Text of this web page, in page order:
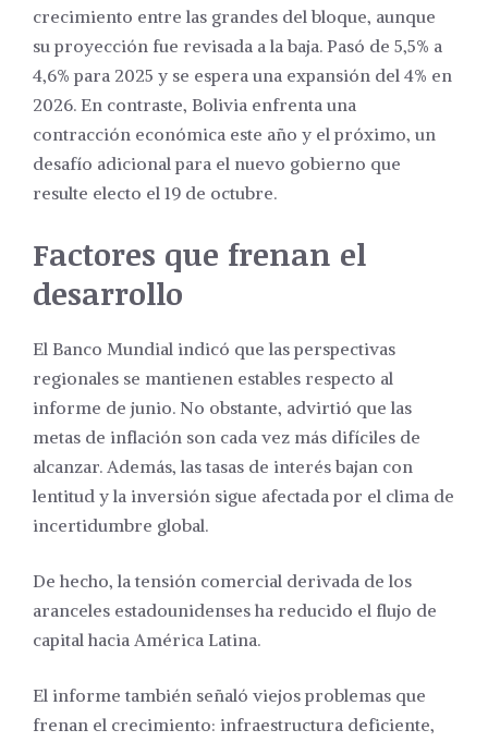
crecimiento entre las grandes del bloque, aunque
su proyección fue revisada a la baja. Pasó de 5,5% a
4,6% para 2025 y se espera una expansión del 4% en
2026. En contraste, Bolivia enfrenta una
contracción económica este año y el próximo, un
desafío adicional para el nuevo gobierno que
resulte electo el 19 de octubre.
Factores que frenan el
desarrollo
El Banco Mundial indicó que las perspectivas
regionales se mantienen estables respecto al
informe de junio. No obstante, advirtió que las
metas de inflación son cada vez más difíciles de
alcanzar. Además, las tasas de interés bajan con
lentitud y la inversión sigue afectada por el clima de
incertidumbre global.
De hecho, la tensión comercial derivada de los
aranceles estadounidenses ha reducido el flujo de
capital hacia América Latina.
El informe también señaló viejos problemas que
frenan el crecimiento: infraestructura deficiente,